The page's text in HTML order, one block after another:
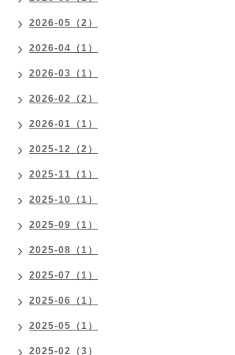
2026-05（2）
2026-04（1）
2026-03（1）
2026-02（2）
2026-01（1）
2025-12（2）
2025-11（1）
2025-10（1）
2025-09（1）
2025-08（1）
2025-07（1）
2025-06（1）
2025-05（1）
2025-02（3）